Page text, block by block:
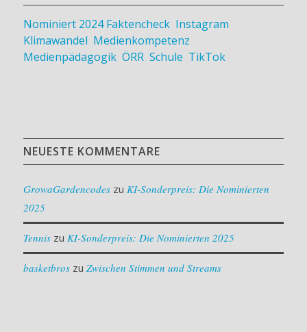
Nominiert 2024 Faktencheck, Instagram
Klimawandel Medienkompetenz
Medienpädagogik, ÖRR, Schule TikTok
NEUESTE KOMMENTARE
GrowaGardencodeszu KI-Sonderpreis: Die Nominierten
2025
Tenniszu KI-Sonderpreis: Die Nominierten 2025
basketbroszu Zwischen Stimmen und Streams